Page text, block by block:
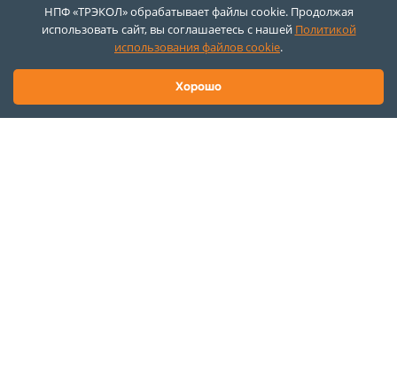
НПФ «ТРЭКОЛ» обрабатывает файлы cookie. Продолжая
использовать сайт, вы соглашаетесь с нашей Политикой
использования файлов cookie.
Хорошо